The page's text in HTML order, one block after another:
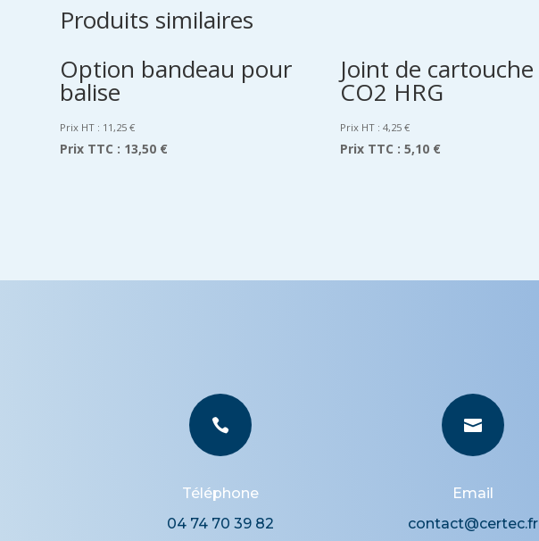
Produits similaires
Option bandeau pour
balise
Prix HT : 11,25€
Prix TTC : 13,50 €
Joint de cartouche
CO2 HRG
Prix HT : 4,25€
Prix TTC : 5,10 €

Téléphone
04 74 70 39 82

Email
contact@certec.fr